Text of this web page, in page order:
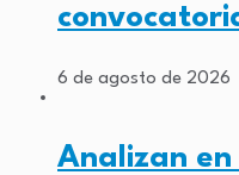
6 de agosto de 2026
Analizan en